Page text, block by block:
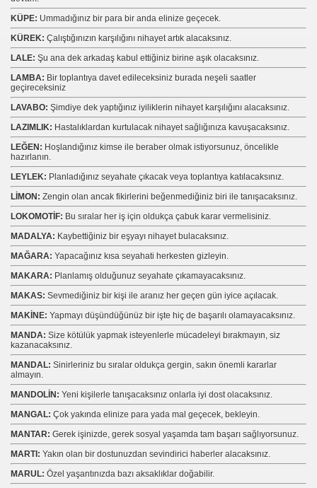
KÜPE: Ummadığınız bir para bir anda elinize geçecek.
KÜREK: Çalıştığınızın karşılığını nihayet artık alacaksınız.
LALE: Şu ana dek arkadaş kabul ettiğiniz birine aşık olacaksınız.
LAMBA: Bir toplantıya davet edileceksiniz burada neşeli saatler
geçireceksiniz
LAVABO: Şimdiye dek yaptığınız iyiliklerin nihayet karşılığını alacaksınız.
LAZIMLIK: Hastalıklardan kurtulacak nihayet sağlığınıza kavuşacaksınız.
LEĞEN: Hoşlandığınız kimse ile beraber olmak istiyorsunuz, öncelikle
hazırlanın.
LEYLEK: Planladığınız seyahate çıkacak veya toplantıya katılacaksınız.
LİMON: Zengin olan ancak fikirlerini beğenmediğiniz biri ile tanışacaksınız.
LOKOMOTİF: Bu sıralar her iş için oldukça çabuk karar vermelisiniz.
MADALYA: Kaybettiğiniz bir eşyayı nihayet bulacaksınız.
MAĞARA: Yapacağınız kısa seyahati herkesten gizleyin.
MAKARA: Planlamış olduğunuz seyahate çıkamayacaksınız.
MAKAS: Sevmediğiniz bir kişi ile aranız her geçen gün iyice açılacak.
MAKİNE: Yapmayı düşündüğünüz bir işte hiç de başarılı olamayacaksınız.
MANDA: Size kötülük yapmak isteyenlerle mücadeleyi bırakmayın, siz
kazanacaksınız.
MANDAL: Sinirleriniz bu sıralar oldukça gergin, sakın önemli kararlar
almayın.
MANDOLİN: Yeni kişilerle tanışacaksınız onlarla iyi dost olacaksınız.
MANGAL: Çok yakında elinize para yada mal geçecek, bekleyin.
MANTAR: Gerek işinizde, gerek sosyal yaşamda tam başarı sağlıyorsunuz.
MARTI: Yakın olan bir dostunuzdan sevindirici haberler alacaksınız.
MARUL: Özel yaşantınızda bazı aksaklıklar doğabilir.